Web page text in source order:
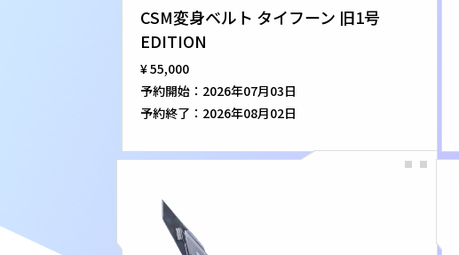
CSM変身ベルト タイフーン 旧1号
EDITION
¥ 55,000
予約開始： 2026年07月03日
予約終了： 2026年08月02日